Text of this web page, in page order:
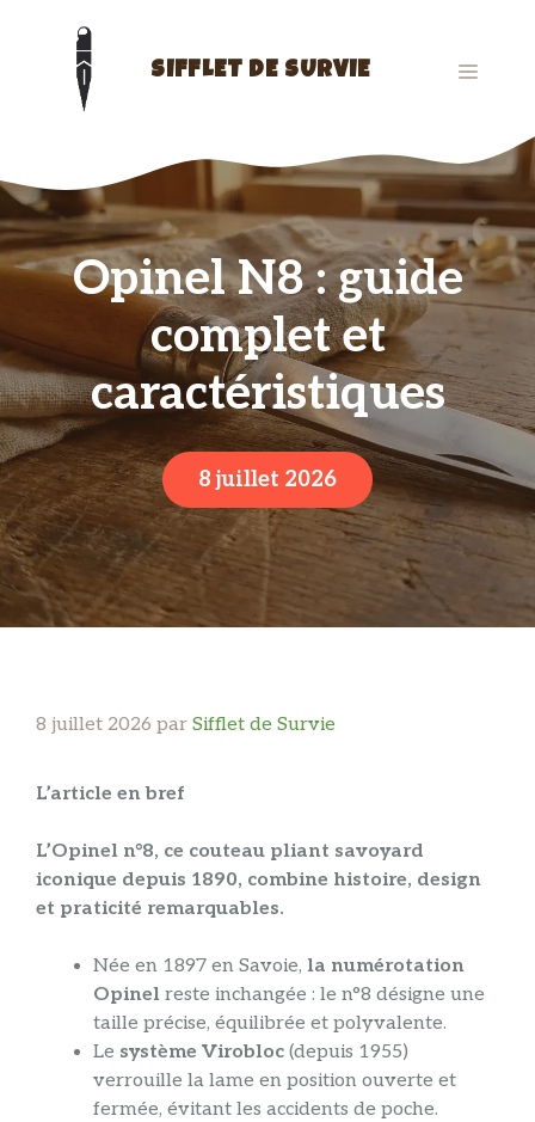
SIFFLET DE SURVIE MENU
Opinel N8 : guide
complet et
caractéristiques
8 juillet 2026
8 juillet 2026 par Sifflet de Survie
L’article en bref
L’Opinel n°8, ce couteau pliant savoyard
iconique depuis 1890, combine histoire, design
et praticité remarquables.
Née en 1897 en Savoie, la numérotation
Opinel reste inchangée : le n°8 désigne une
taille précise, équilibrée et polyvalente.
Le système Virobloc (depuis 1955)
verrouille la lame en position ouverte et
fermée, évitant les accidents de poche.